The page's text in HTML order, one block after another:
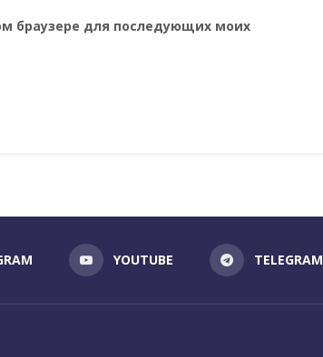
браузере для последующих моих
YOUTUBE TELEGRAM